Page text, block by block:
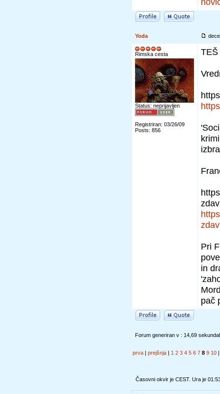
Yoda
Rimska cesta
Status: neprijavljen
Registriran: 03/26/09
Posts: 856
Pri
in
pač
Forum generiran v : 14,69
prva | prejšnja | 1 2 3 4 5 6 7 8 9 10
Časovni okvir je CEST. Ura je